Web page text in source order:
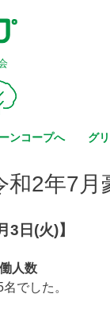
ンコープへ グ
和2年7月
3日(火)】
人数
でした。